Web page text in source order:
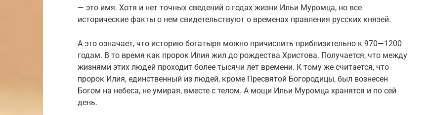
— это имя. Хотя и нет точных сведений о годах жизни Ильи Муромца, но все
исторические факты о нем свидетельствуют о временах правления русских князей.
А это означает, что историю богатыря можно причислить приблизительно к 970—1200
годам. В то время как пророк Илия жил до рождества Христова. Получается, что между
жизнями этих людей проходит более тысячи лет времени. К тому же считается, что
пророк Илия, единственный из людей, кроме Пресвятой Богородицы, был вознесен
Богом на небеса, не умирая, вместе с телом. А мощи Ильи Муромца хранятся и по сей
день.